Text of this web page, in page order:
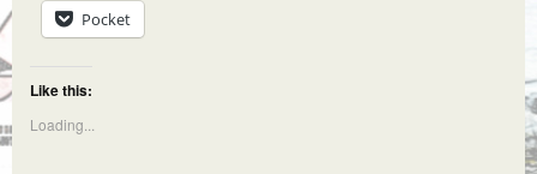
Pocket
Like this:
Loading...